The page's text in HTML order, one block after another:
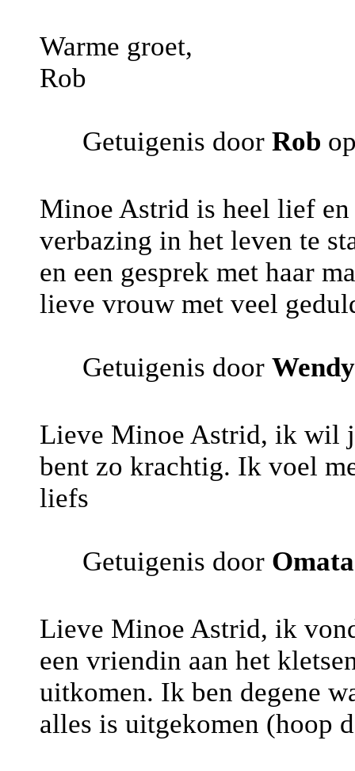
Warme groet,
Rob
Getuigenis door Rob
Minoe Astrid is heel lief
verbazing in het leven te
en een gesprek met haar
lieve vrouw met veel
Getuigenis door Wendy
Lieve Minoe Astrid, ik wil
bent zo krachtig. Ik voel
liefs
Getuigenis door Omata
Lieve Minoe Astrid, ik
een vriendin aan het
uitkomen. Ik ben degene
alles is uitgekomen (hoop